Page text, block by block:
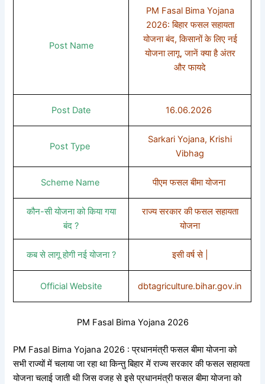
Post Name
PM Fasal Bima Yojana
2026: बिहार फसल सहायता
योजना बंद, किसानों के लिए नई
योजना लागू, जानें क्या है अंतर
और फायदे
Post Date 16.06.2026
Post Type
Sarkari Yojana, Krishi
Vibhag
Scheme Name पीएम फसल बीमा योजना
कौन-सी योजना को किया गया
बंद ?
राज्य सरकार की फसल सहायता
योजना
कब से लागू होगी नई योजना ? इसी वर्ष से |
Official Website dbtagriculture.bihar.gov.in
PM Fasal Bima Yojana 2026
PM Fasal Bima Yojana 2026 : प्रधानमंत्री फसल बीमा योजना को
सभी राज्यों में चलाया जा रहा था किन्तु बिहार में राज्य सरकार की फसल सहायता
योजना चलाई जाती थी जिस वजह से इसे प्रधानमंत्री फसल बीमा योजना को